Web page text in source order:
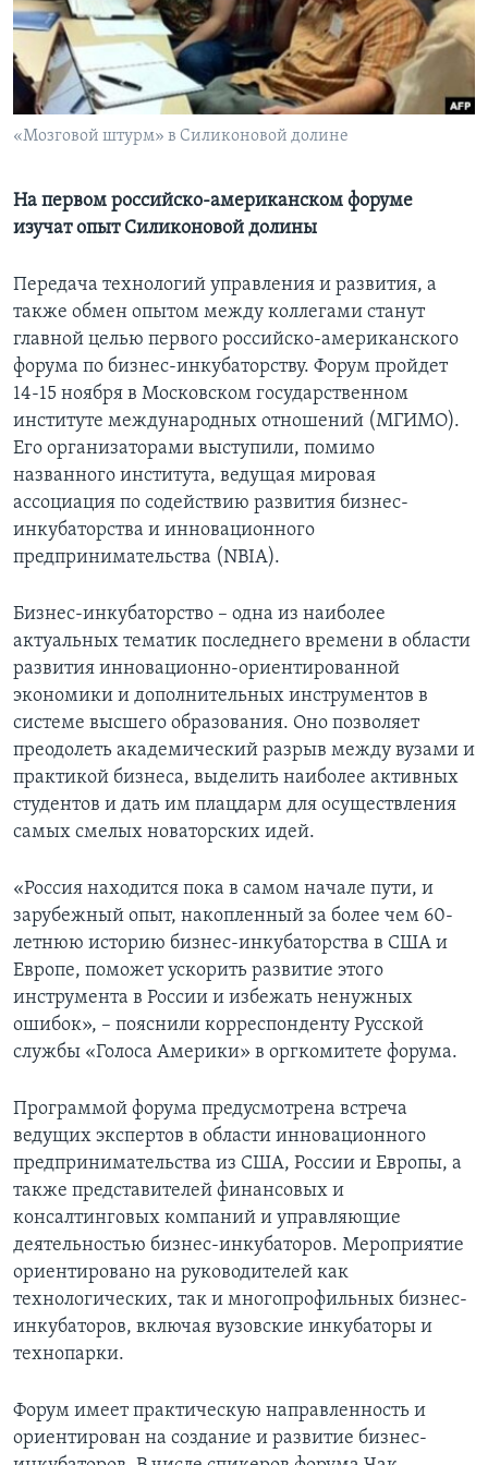
Learning English
СОЦИАЛЬНЫЕ СЕТИ
Языки
«Мозговой штурм» в Силиконовой долине
На первом российско-американском форуме
изучат опыт Силиконовой долины
Передача технологий управления и развития, а
также обмен опытом между коллегами станут
главной целью первого российско-американского
форума по бизнес-инкубаторству. Форум пройдет
14-15 ноября в Московском государственном
институте международных отношений (МГИМО).
Его организаторами выступили, помимо
названного института, ведущая мировая
ассоциация по содействию развития бизнес-
инкубаторства и инновационного
предпринимательства (NBIA).
Бизнес-инкубаторство – одна из наиболее
актуальных тематик последнего времени в области
развития инновационно-ориентированной
экономики и дополнительных инструментов в
системе высшего образования. Оно позволяет
преодолеть академический разрыв между вузами и
практикой бизнеса, выделить наиболее активных
студентов и дать им плацдарм для осуществления
самых смелых новаторских идей.
«Россия находится пока в самом начале пути, и
зарубежный опыт, накопленный за более чем 60-
летнюю историю бизнес-инкубаторства в США и
Европе, поможет ускорить развитие этого
инструмента в России и избежать ненужных
ошибок», – пояснили корреспонденту Русской
службы «Голоса Америки» в оргкомитете форума.
Программой форума предусмотрена встреча
ведущих экспертов в области инновационного
предпринимательства из США, России и Европы, а
также представителей финансовых и
консалтинговых компаний и управляющие
деятельностью бизнес-инкубаторов. Мероприятие
ориентировано на руководителей как
технологических, так и многопрофильных бизнес-
инкубаторов, включая вузовские инкубаторы и
технопарки.
Форум имеет практическую направленность и
ориентирован на создание и развитие бизнес-